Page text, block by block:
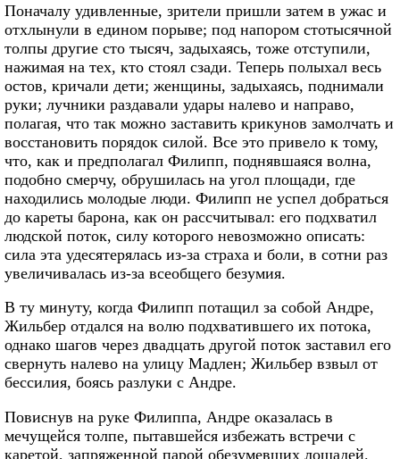
Поначалу удивленные, зрители пришли затем в ужас и
отхлынули в едином порыве; под напором стотысячной
толпы другие сто тысяч, задыхаясь, тоже отступили,
нажимая на тех, кто стоял сзади. Теперь полыхал весь
остов, кричали дети; женщины, задыхаясь, поднимали
руки; лучники раздавали удары налево и направо,
полагая, что так можно заставить крикунов замолчать и
восстановить порядок силой. Все это привело к тому,
что, как и предполагал Филипп, поднявшаяся волна,
подобно смерчу, обрушилась на угол площади, где
находились молодые люди. Филипп не успел добраться
до кареты барона, как он рассчитывал: его подхватил
людской поток, силу которого невозможно описать:
сила эта удесятерялась из-за страха и боли, в сотни раз
увеличивалась из-за всеобщего безумия.
В ту минуту, когда Филипп потащил за собой Андре,
Жильбер отдался на волю подхватившего их потока,
однако шагов через двадцать другой поток заставил его
свернуть налево на улицу Мадлен; Жильбер взвыл от
бессилия, боясь разлуки с Андре.
Повиснув на руке Филиппа, Андре оказалась в
мечущейся толпе, пытавшейся избежать встречи с
каретой, запряженной парой обезумевших лошадей.